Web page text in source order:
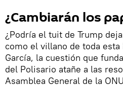
¿Cambiarán los
¿Podría el tuit de Trump
como el villano de toda
García, la cuestión que
del Polisario atañe a las
Asamblea General de la